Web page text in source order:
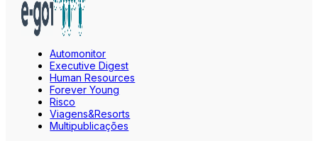
Automonitor
Executive Digest
Human Resources
Forever Young
Risco
Viagens&Resorts
Multipublicações